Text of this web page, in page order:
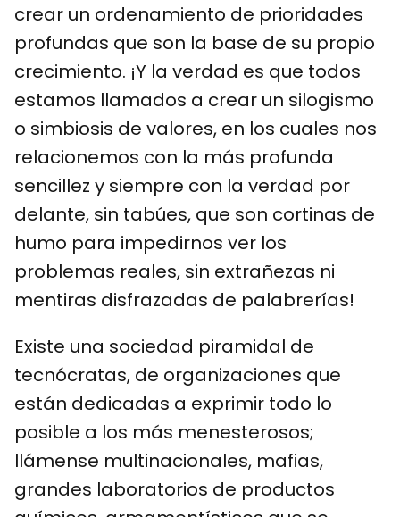
crear un ordenamiento de prioridades
profundas que son la base de su propio
crecimiento. ¡Y la verdad es que todos
estamos llamados a crear un silogismo
o simbiosis de valores, en los cuales nos
relacionemos con la más profunda
sencillez y siempre con la verdad por
delante, sin tabúes, que son cortinas de
humo para impedirnos ver los
problemas reales, sin extrañezas ni
mentiras disfrazadas de palabrerías!
Existe una sociedad piramidal de
tecnócratas, de organizaciones que
están dedicadas a exprimir todo lo
posible a los más menesterosos;
llámense multinacionales, mafias,
grandes laboratorios de productos